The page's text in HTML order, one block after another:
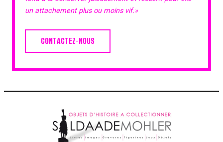
un attachement plus ou moins vif.»
CONTACTEZ-NOUS